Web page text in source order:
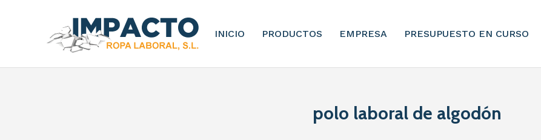
INICIO PRODUCTOS EMPRESA PRESUPUESTO EN CURSO
polo laboral de algodón